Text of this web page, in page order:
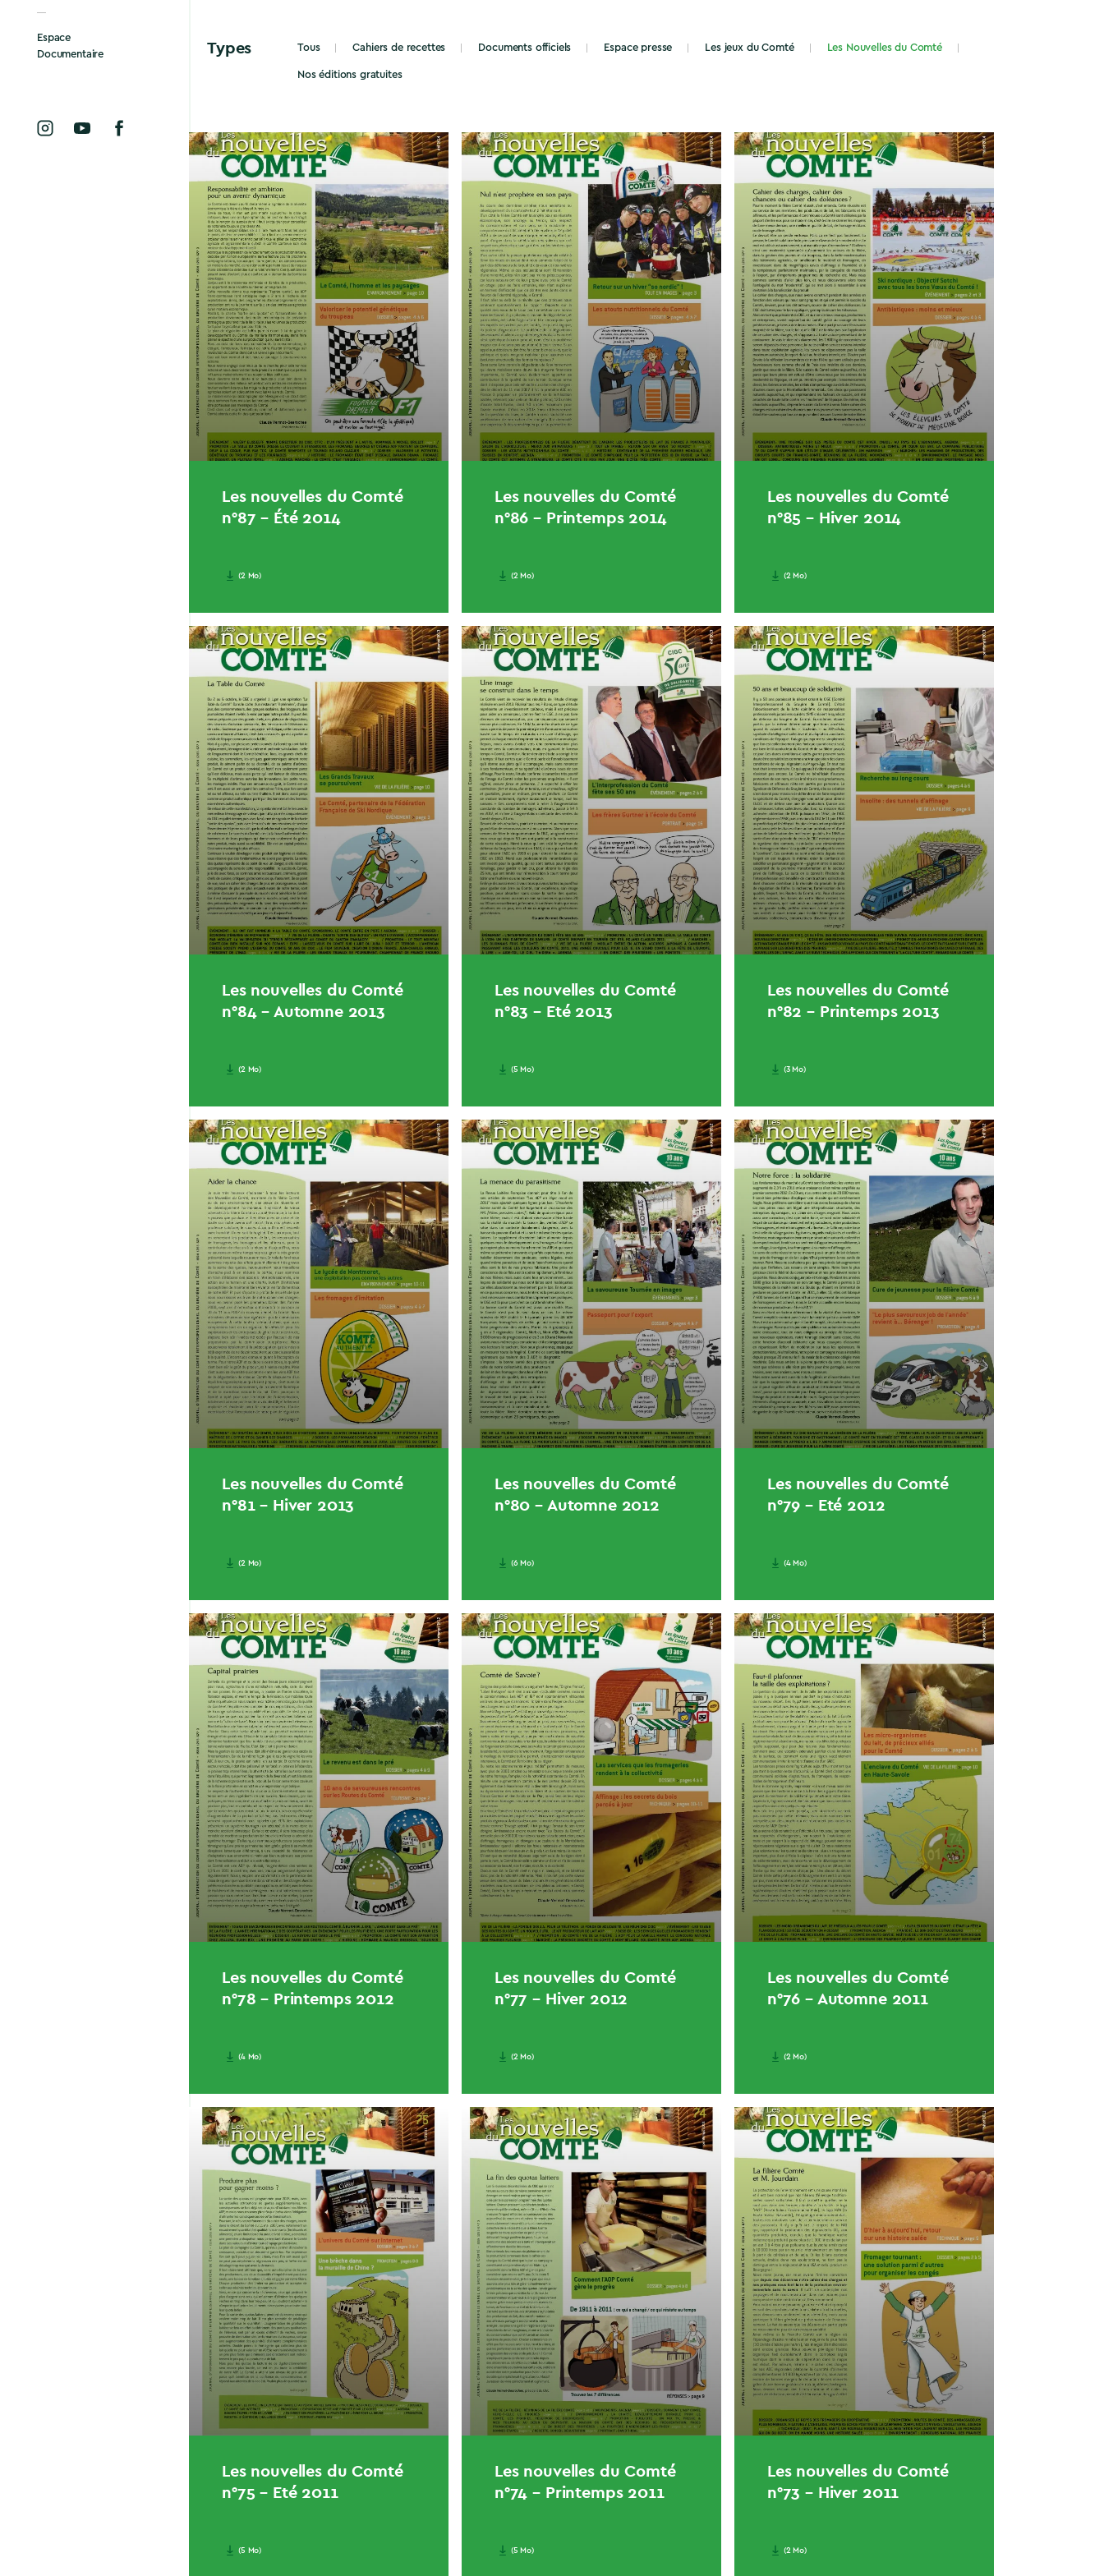
Espace
Documentaire
Types Tous Cahiers de recettes Documents officiels Espace presse Les jeux du Comté Les Nouvelles du Comté
Nos éditions gratuites
Les nouvelles du Comté
n°87 – Été 2014
(2 Mo)
Les nouvelles du Comté
n°86 – Printemps 2014
(2 Mo)
Les nouvelles du Comté
n°85 – Hiver 2014
(2 Mo)
Les nouvelles du Comté
n°84 – Automne 2013
(2 Mo)
Les nouvelles du Comté
n°83 – Eté 2013
(5 Mo)
Les nouvelles du Comté
n°82 – Printemps 2013
(3 Mo)
Les nouvelles du Comté
n°81 – Hiver 2013
(2 Mo)
Les nouvelles du Comté
n°80 – Automne 2012
(6 Mo)
Les nouvelles du Comté
n°79 – Eté 2012
(4 Mo)
Les nouvelles du Comté
n°78 – Printemps 2012
(4 Mo)
Les nouvelles du Comté
n°77 – Hiver 2012
(2 Mo)
Les nouvelles du Comté
n°76 – Automne 2011
(2 Mo)
Les nouvelles du Comté
n°75 – Eté 2011
(5 Mo)
Les nouvelles du Comté
n°74 – Printemps 2011
(5 Mo)
Les nouvelles du Comté
n°73 – Hiver 2011
(2 Mo)